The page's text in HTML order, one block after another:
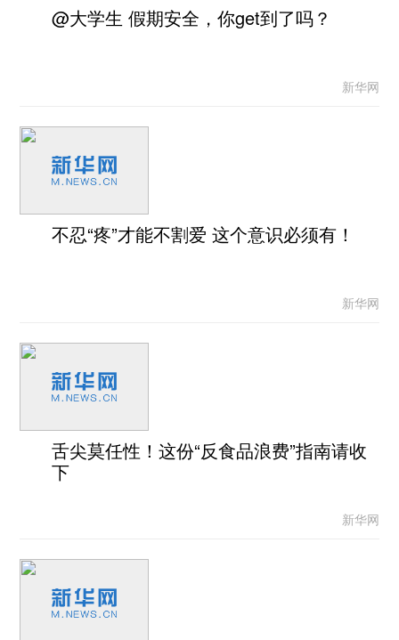
@大学生 假期安全，你get到了吗？
新华网
不忍“疼”才能不割爱 这个意识必须有！
新华网
舌尖莫任性！这份“反食品浪费”指南请收
下
新华网